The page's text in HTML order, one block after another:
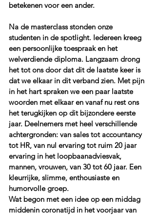
betekenen voor een ander.
Na de masterclass stonden onze
studenten in de spotlight. Iedereen kreeg
een persoonlijke toespraak en het
welverdiende diploma. Langzaam drong
het tot ons door dat dit de laatste keer is
dat we elkaar in dit verband zien. Met pijn
in het hart spraken we een paar laatste
woorden met elkaar en vanaf nu rest ons
het terugkijken op dit bijzondere eerste
jaar. Deelnemers met heel verschillende
achtergronden: van sales tot accountancy
tot HR, van nul ervaring tot ruim 20 jaar
ervaring in het loopbaanadviesvak,
mannen, vrouwen, van 30 tot 60 jaar. Een
kleurrijke, slimme, enthousiaste en
humorvolle groep.
Wat begon met een idee op een middag
middenin coronatijd in het voorjaar van